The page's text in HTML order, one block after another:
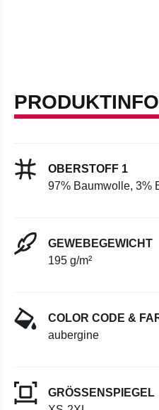
OBERSTOFF 1
97% Baumwolle, 3%
GEWEBEGEWICHT
195 g/m²
COLOR CODE &
aubergine
GRÖSSENSPIEGEL